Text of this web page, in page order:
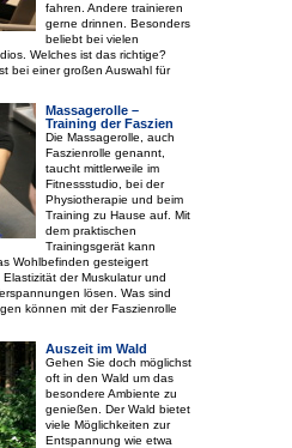
fahren. Andere trainieren
gerne drinnen. Besonders
beliebt bei vielen
Welches ist das richtige?
bei einer großen Auswahl für
Massagerolle –
Training der Faszien
Die Massagerolle, auch
Faszienrolle genannt,
taucht mittlerweile im
Fitnessstudio, bei der
Physiotherapie und beim
Training zu Hause auf. Mit
dem praktischen
Trainingsgerät kann
Wohlbefinden gesteigert
der Muskulatur und
lösen. Was sind
können mit der Faszienrolle
Auszeit im Wald
Gehen Sie doch möglichst
oft in den Wald um das
besondere Ambiente zu
genießen. Der Wald bietet
viele Möglichkeiten zur
Entspannung wie etwa